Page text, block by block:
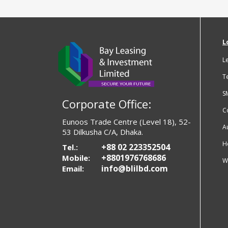
Corporate Office:
Eunoos Trade Centre (Level 18), 52-
53 Dilkusha C/A, Dhaka.
Tel.:
+88 02 223352504
Mobile: +8801976768686
Email: info@blilbd.com